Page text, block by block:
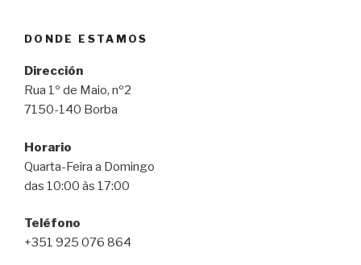
DONDE ESTAMOS
Dirección
Rua 1º de Maio, nº2
7150-140 Borba
Horario
Quarta-Feira a Domingo
das 10:00 às 17:00
Teléfono
+351 925 076 864